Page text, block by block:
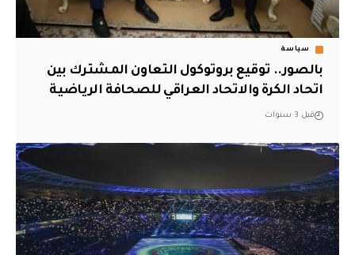
سياسة
بالصور.. توقيع بروتوكول التعاون المشترك بين
اتحاد الكرة والاتحاد العراقي للصحافة الرياضية
قبل 3 سنوات